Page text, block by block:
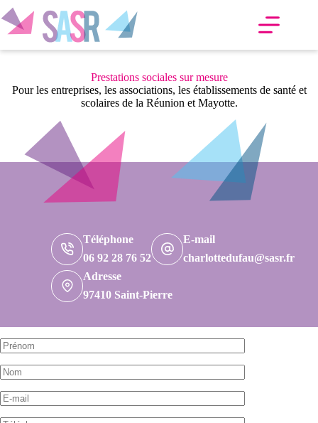
Passer
au
contenu
Prestations sociales sur mesure
Pour les entreprises, les associations, les établissements de santé et
scolaires de la Réunion et Mayotte.
Téléphone
06 92 28 76 52
E-mail
charlottedufau@sasr.fr
Adresse
97410 Saint-Pierre